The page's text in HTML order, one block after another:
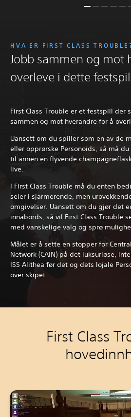
HVA ER FIRST CLASS
Jobb sammen og mot
overleve i dette
First Class Trouble er et festspill der
sammen og mot hverandre for å
Uansett om du spiller som en av de
eller opprørske Personoids, så må
til annen en flyvende
live.
I First Class Trouble må du enten
seier i sjarmerende, men
omgivelser. Uansett om du gjør det
innabords, så vil First Class Trouble
med vanskelige valg og sprø
Målet er å sette en stopper for
Network (CAIN) på det luksuriøse,
ISS Alithea før det og dets lojale
over skipet.
First Class